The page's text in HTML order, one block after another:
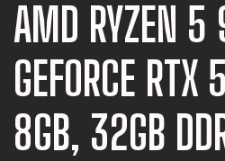
AMD RYZEN
GEFORCE RTX
8GB, 32GB